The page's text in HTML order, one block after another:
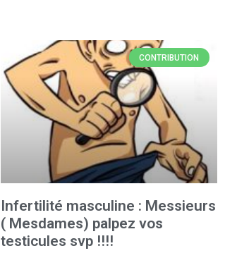
CONTRIBUTION
Infertilité masculine : Messieurs
( Mesdames) palpez vos
testicules svp !!!!